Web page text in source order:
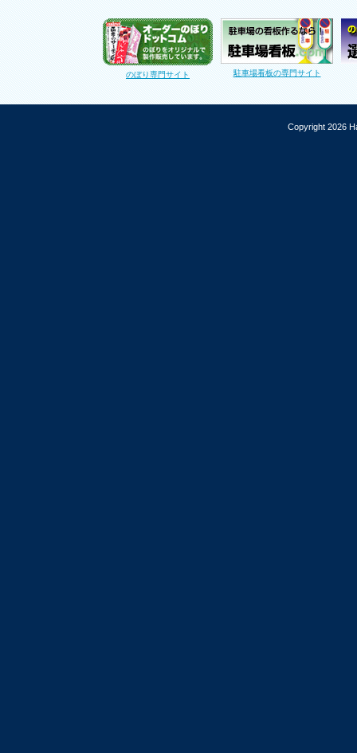
のぼり専門サイト 駐車場看板の専門サイト
Copyright 2026